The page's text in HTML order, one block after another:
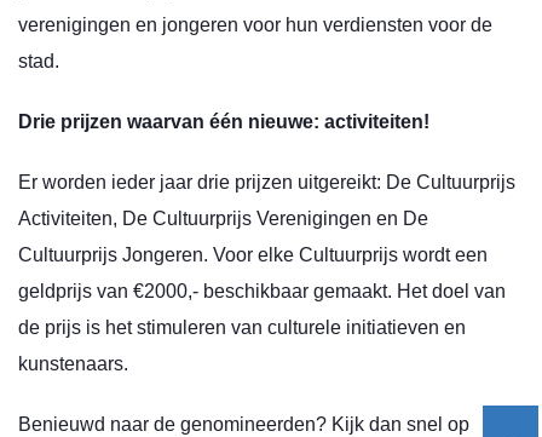
verenigingen en jongeren voor hun verdiensten voor de
stad.
Drie prijzen waarvan één nieuwe: activiteiten!
Er worden ieder jaar drie prijzen uitgereikt: De Cultuurprijs
Activiteiten, De Cultuurprijs Verenigingen en De
Cultuurprijs Jongeren. Voor elke Cultuurprijs wordt een
geldprijs van €2000,- beschikbaar gemaakt. Het doel van
de prijs is het stimuleren van culturele initiatieven en
kunstenaars.
Benieuwd naar de genomineerden? Kijk dan snel op